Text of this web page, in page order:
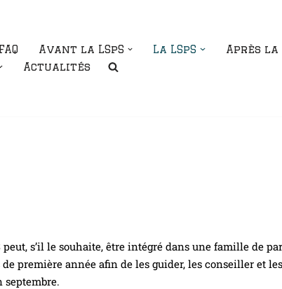
FAQ Avant la LSpS La LSpS Après la
Actualités
s’il le souhaite, être intégré dans une famille de
première année afin de les guider, les conseiller et